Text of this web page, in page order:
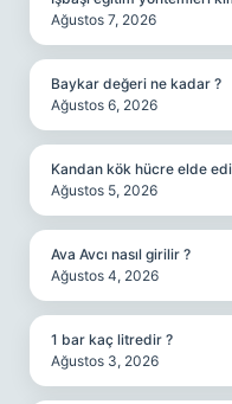
Ağustos 7, 2026
Baykar değeri ne kadar ?
Ağustos 6, 2026
Kandan kök hücre elde
Ağustos 5, 2026
Ava Avcı nasıl girilir ?
Ağustos 4, 2026
1 bar kaç litredir ?
Ağustos 3, 2026